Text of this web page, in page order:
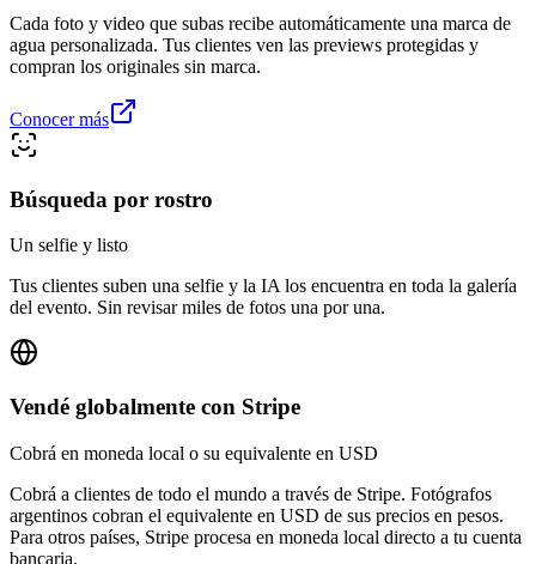
Cada foto y video que subas recibe automáticamente una marca de
agua personalizada. Tus clientes ven las previews protegidas y
compran los originales sin marca.
Conocer más
Búsqueda por rostro
Un selfie y listo
Tus clientes suben una selfie y la IA los encuentra en toda la galería
del evento. Sin revisar miles de fotos una por una.
Vendé globalmente con Stripe
Cobrá en moneda local o su equivalente en USD
Cobrá a clientes de todo el mundo a través de Stripe. Fotógrafos
argentinos cobran el equivalente en USD de sus precios en pesos.
Para otros países, Stripe procesa en moneda local directo a tu cuenta
bancaria.